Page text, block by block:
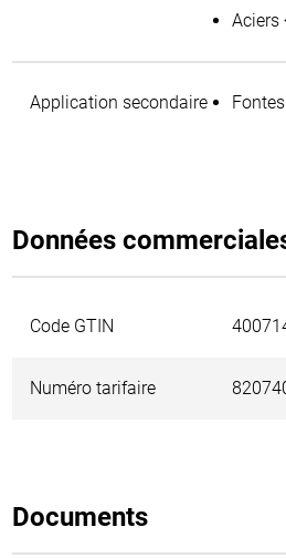
Aciers
Application secondaire Fontes
Données
Code GTIN
Numéro tarifaire
Documents